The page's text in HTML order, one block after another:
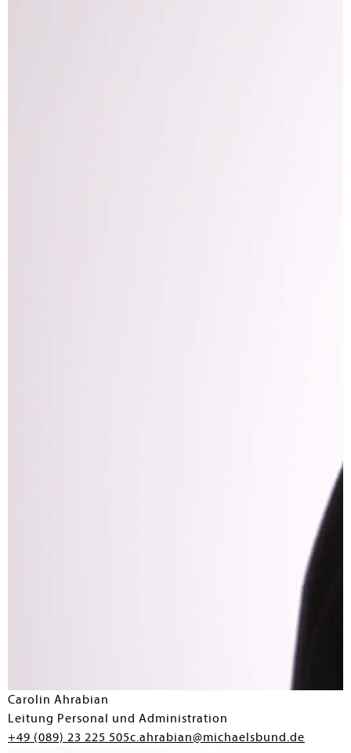
Carolin Ahrabian
Leitung Personal und Administration
+49 (089) 23 225 505c.ahrabian@michaelsbund.de